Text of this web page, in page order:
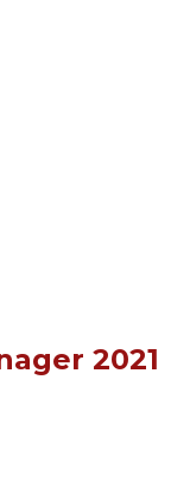
2021